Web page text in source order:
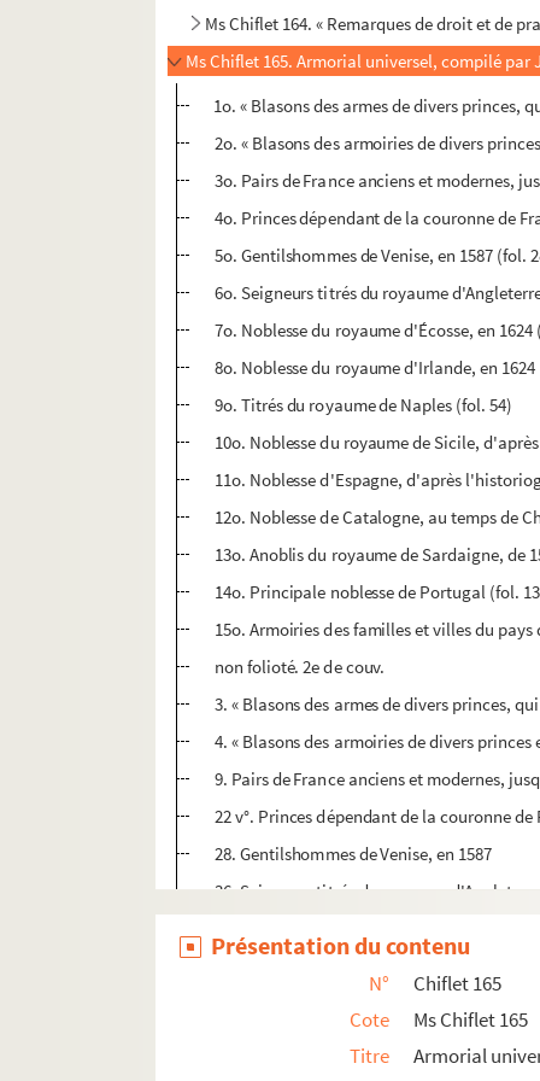
Ms Chiflet 164. « Remarques de droit et de
Ms Chiflet 165. Armorial universel, compilé par
1o. « Blasons des armes de divers princes,
2o. « Blasons des armoiries de divers
3o. Pairs de France anciens et modernes,
4o. Princes dépendant de la couronne de
5o. Gentilshommes de Venise, en 1587 (fol.
6o. Seigneurs titrés du royaume
7o. Noblesse du royaume d'Écosse, en 1624
8o. Noblesse du royaume d'Irlande, en
9o. Titrés du royaume de Naples (fol. 54)
10o. Noblesse du royaume de Sicile,
11o. Noblesse d'Espagne, d'après
12o. Noblesse de Catalogne, au temps de
13o. Anoblis du royaume de Sardaigne, de
14o. Principale noblesse de Portugal (fol.
15o. Armoiries des familles et villes du pays
non folioté. 2e de couv.
3. « Blasons des armes de divers princes,
4. « Blasons des armoiries de divers princes
9. Pairs de France anciens et modernes,
22 v°. Princes dépendant de la couronne
28. Gentilshommes de Venise, en 1587
36. Seigneurs titrés du royaume
Présentation du contenu
N°
Chiflet 165
Cote
Ms Chiflet 165
Titre
Armorial